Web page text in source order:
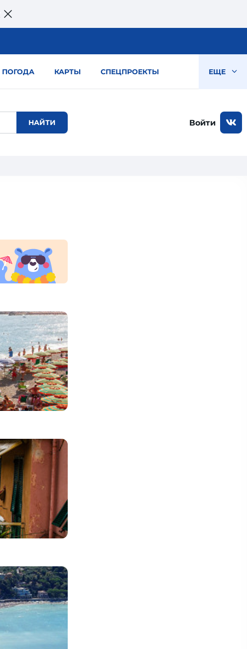
ПОГОДА КАРТЫ СПЕЦПРОЕКТЫ ЕЩЕ
Войти